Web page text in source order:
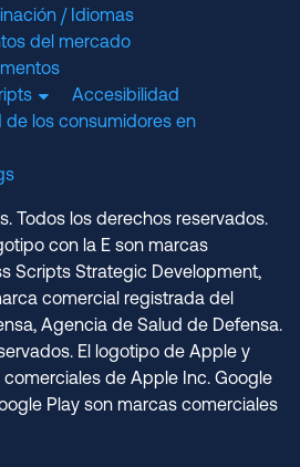
/ Idiomas
del mercado
Accesibilidad
los consumidores en
Todos los derechos reservados.
con la E son marcas
Scripts Strategic Development,
comercial registrada del
Agencia de Salud de Defensa.
El logotipo de Apple y
de Apple Inc. Google
Play son marcas comerciales